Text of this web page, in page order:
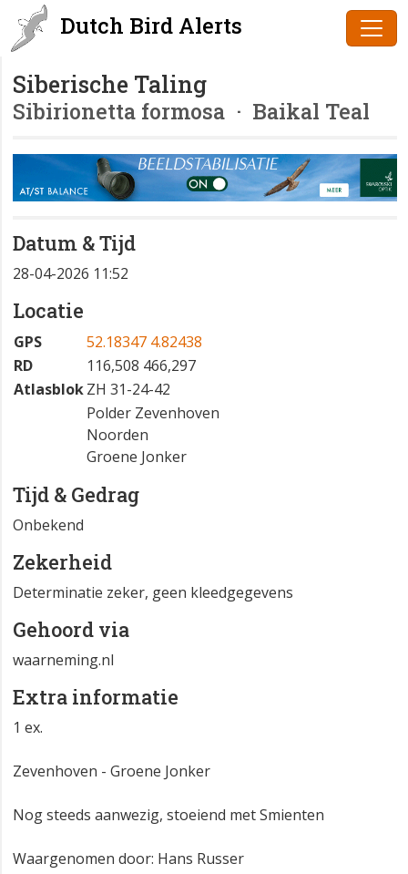
Dutch Bird Alerts
Siberische Taling
Sibirionetta formosa · Baikal Teal
Datum & Tijd
28-04-2026 11:52
Locatie
GPS
52.18347 4.82438
RD
116,508 466,297
AtlasblokZH 31-24-42
Polder Zevenhoven
Noorden
Groene Jonker
Tijd & Gedrag
Onbekend
Zekerheid
Determinatie zeker, geen kleedgegevens
Gehoord via
waarneming.nl
Extra informatie
1 ex.
Zevenhoven - Groene Jonker
Nog steeds aanwezig, stoeiend met Smienten
Waargenomen door: Hans Russer